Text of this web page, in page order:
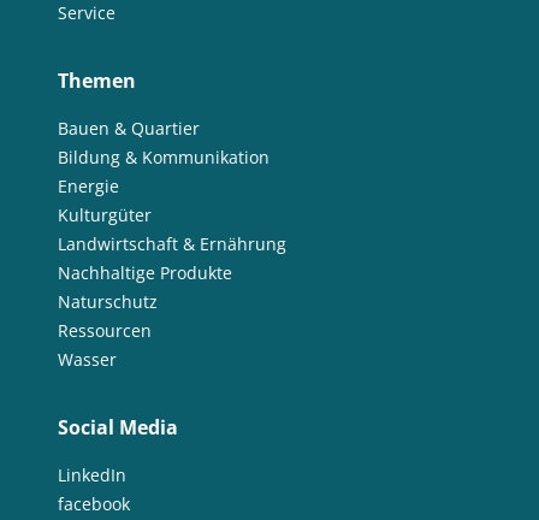
Service
Themen
Bauen & Quartier
Bildung & Kommunikation
Energie
Kulturgüter
Landwirtschaft & Ernährung
Nachhaltige Produkte
Naturschutz
Ressourcen
Wasser
Social Media
LinkedIn
facebook